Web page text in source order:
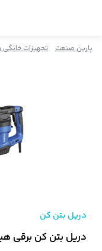
پارین صنعت تجهیزات
دریل بتن کن